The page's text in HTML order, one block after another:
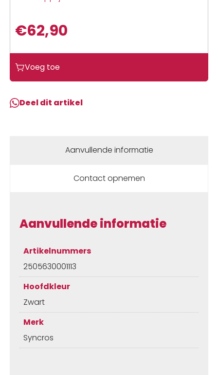
€62,90
Voeg toe
Deel dit artikel
Aanvullende informatie
Contact opnemen
Aanvullende informatie
Artikelnummers
2505630001113
Hoofdkleur
Zwart
Merk
Syncros